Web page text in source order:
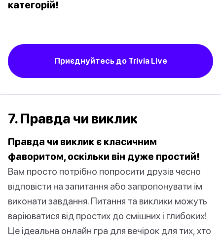
категорій!
Приєднуйтесь до Trivia Live
7. Правда чи виклик
Правда чи виклик є класичним
фаворитом, оскільки він дуже простий!
Вам просто потрібно попросити друзів чесно
відповісти на запитання або запропонувати їм
виконати завдання. Питання та виклики можуть
варіюватися від простих до смішних і глибоких!
Це ідеальна онлайн гра для вечірок для тих, хто